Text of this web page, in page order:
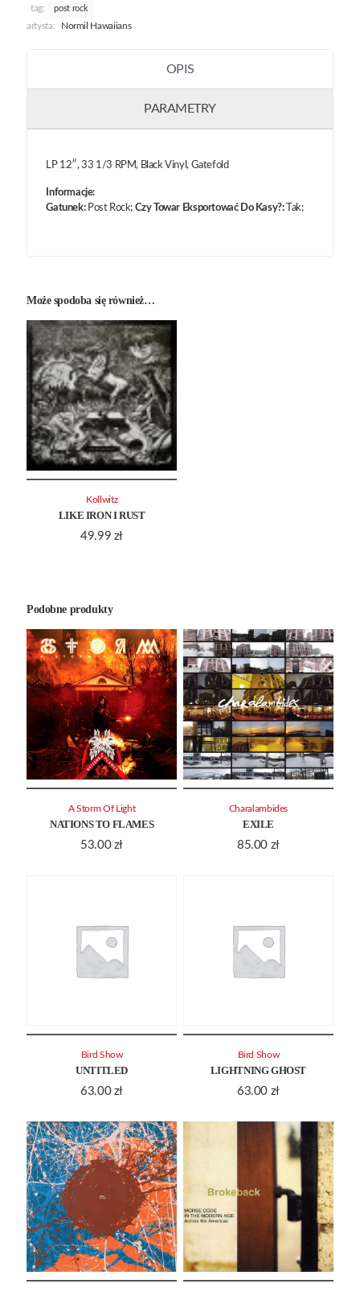
tag:
post rock
artysta: Normil Hawaiians
OPIS
PARAMETRY
LP 12″, 33 1/3 RPM, Black Vinyl, Gatefold
Informacje:
Gatunek:Post Rock; Czy Towar Eksportować Do Kasy?:Tak;
Może spodoba się również…
LIKE IRON I RUST
49.99 zł
Kollwitz
Podobne produkty
NATIONS TO FLAMES
53.00 zł
A Storm Of Light
EXILE
85.00 zł
Charalambides
UNTITLED
63.00 zł
Bird Show
LIGHTNING GHOST
63.00 zł
Bird Show